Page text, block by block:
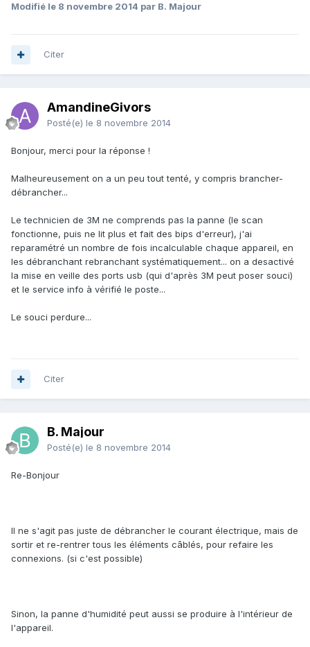
Modifié le 8 novembre 2014 par B. Majour
Citer
AmandineGivors
Posté(e) le 8 novembre 2014
Bonjour, merci pour la réponse !
Malheureusement on a un peu tout tenté, y compris brancher-
débrancher...
Le technicien de 3M ne comprends pas la panne (le scan
fonctionne, puis ne lit plus et fait des bips d'erreur), j'ai
reparamétré un nombre de fois incalculable chaque appareil, en
les débranchant rebranchant systématiquement... on a desactivé
la mise en veille des ports usb (qui d'après 3M peut poser souci)
et le service info à vérifié le poste...
Le souci perdure...
Citer
B. Majour
Posté(e) le 8 novembre 2014
Re-Bonjour
Il ne s'agit pas juste de débrancher le courant électrique, mais de
sortir et re-rentrer tous les éléments câblés, pour refaire les
connexions. (si c'est possible)
Sinon, la panne d'humidité peut aussi se produire à l'intérieur de
l'appareil.